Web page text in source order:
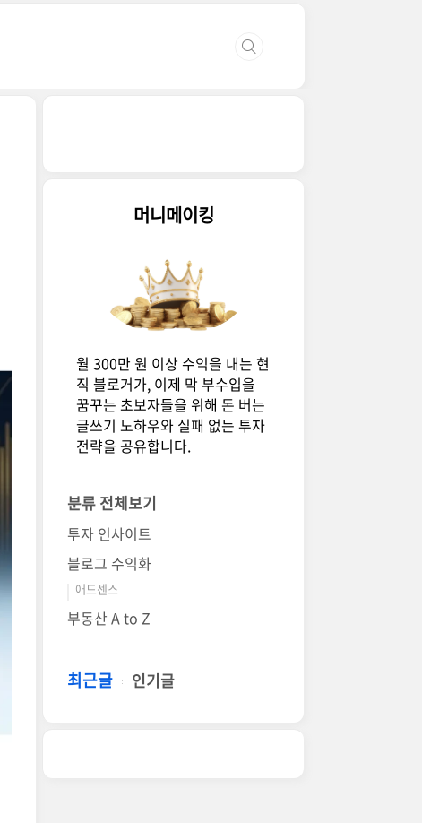
머니메이킹
월 300만 원 이상 수익을 내는 현
직 블로거가, 이제 막 부수입을
꿈꾸는 초보자들을 위해 돈 버는
글쓰기 노하우와 실패 없는 투자
전략을 공유합니다.
분류 전체보기
투자 인사이트
블로그 수익화
애드센스
부동산 A to Z
최근글 인기글